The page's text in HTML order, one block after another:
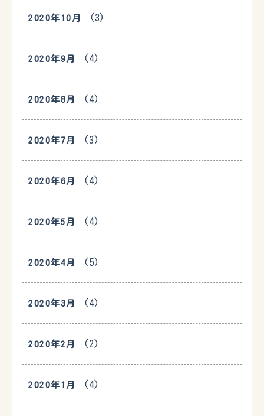
2020年10月 (3)
2020年9月 (4)
2020年8月 (4)
2020年7月 (3)
2020年6月 (4)
2020年5月 (4)
2020年4月 (5)
2020年3月 (4)
2020年2月 (2)
2020年1月 (4)